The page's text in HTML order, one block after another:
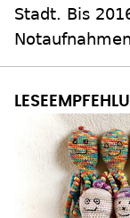
Stadt. Bis